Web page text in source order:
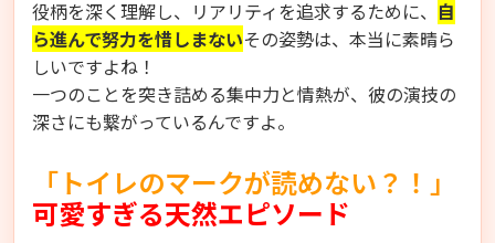
役柄を深く理解し、リアリティを追求するために、 自
ら進んで努力を惜しまないその姿勢は、本当に素晴ら
しいですよね！
一つのことを突き詰める集中力と情熱が、彼の演技の
深さにも繋がっているんですよ。
「トイレのマークが読めない？！」
可愛すぎる天然エピソード